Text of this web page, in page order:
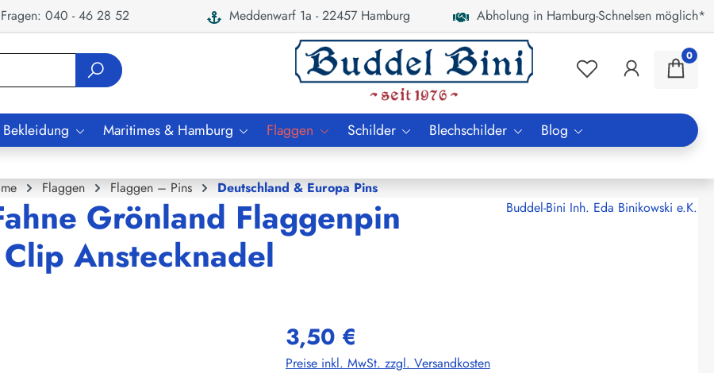
040 - 46 28 52 Meddenwarf 1a - 22457 Hamburg Abholung in Hamburg-Schnelsen möglich*
0
Maritimes & Hamburg Flaggen Schilder Blechschilder Blog
Flaggen Flaggen – Pins Deutschland & Europa Pins
Grönland Flaggenpin
Anstecknadel
Buddel-Bini Inh. Eda Binikowski e.K.
3,50 €
Preise inkl. MwSt. zzgl. Versandkosten